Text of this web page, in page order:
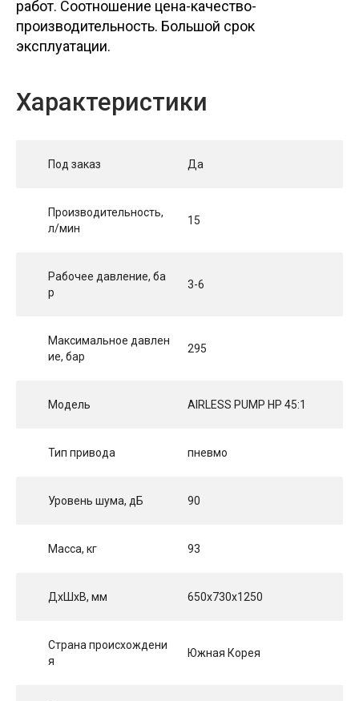
работ. Соотношение цена-качество-
производительность. Большой срок
эксплуатации.
Характеристики
Под заказ Да
Производительность,
л/мин
15
Рабочее давление, ба
р
3-6
Максимальное давлен
ие, бар
295
Модель AIRLESS PUMP HP 45:1
Тип привода пневмо
Уровень шума, дБ 90
Масса, кг 93
ДхШхВ, мм 650x730x1250
Страна происхождени
я
Южная Корея